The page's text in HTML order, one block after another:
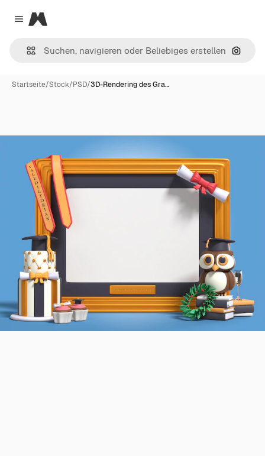
Close menu
Magnific
Nach
Startseite/Stock/PSD/3D-Rendering des Gra…